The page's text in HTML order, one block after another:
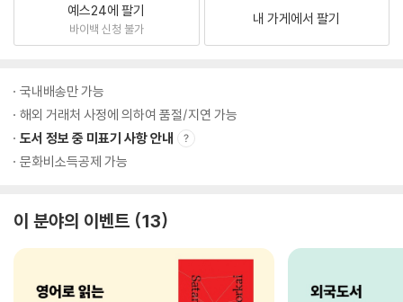
예스24에 팔기
바이백 신청 불가
내 가게에서 팔기
국내배송만 가능
해외 거래처 사정에 의하여 품절/지연 가능
도서 정보 중 미표기 사항 안내
문화비소득공제 가능
이 분야의 이벤트 13